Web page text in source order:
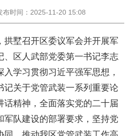
布时间：2025-11-20 15:08
拱墅召开区委议军会并开展军
、区人武部党委第一书记李志
学习贯彻习近平强军思想，
记关于党管武装一系列重要论
话精神，全面落实党的二十届
军队建设的部署要求，坚持党